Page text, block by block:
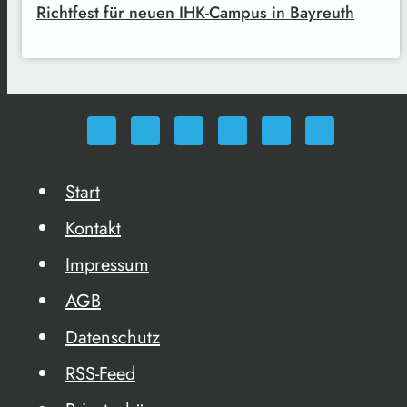
Richtfest für neuen IHK-Campus in Bayreuth
Start
Kontakt
Impressum
AGB
Datenschutz
RSS-Feed